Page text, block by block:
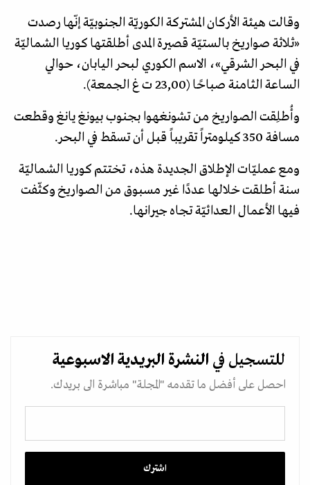
وقالت هيئة الأركان المشتركة الكوريّة الجنوبيّة إنّها رصدت
«ثلاثة صواريخ بالستيّة قصيرة المدى أطلقتها كوريا الشماليّة
في البحر الشرقي»، الاسم الكوري لبحر اليابان، حوالي
الساعة الثامنة صباحًا (23,00 ت غ الجمعة).
وأُطلِقت الصواريخ من تشونغهوا بجنوب بيونغ يانغ وقطعت
مسافة 350 كيلومتراً تقريباً قبل أن تسقط في البحر.
ومع عمليّات الإطلاق الجديدة هذه، تختتم كوريا الشماليّة
سنة أطلقت خلالها عددًا غير مسبوق من الصواريخ وكثّفت
فيها الأعمال العدائيّة تجاه جيرانها.
للتسجيل في النشرة البريدية الاسبوعية
احصل على أفضل ما تقدمه "المجلة" مباشرة الى بريدك.